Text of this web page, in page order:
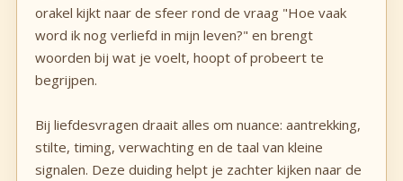
orakel kijkt naar de sfeer rond de vraag "Hoe vaak
word ik nog verliefd in mijn leven?" en brengt
woorden bij wat je voelt, hoopt of probeert te
begrijpen.
Bij liefdesvragen draait alles om nuance: aantrekking,
stilte, timing, verwachting en de taal van kleine
signalen. Deze duiding helpt je zachter kijken naar de